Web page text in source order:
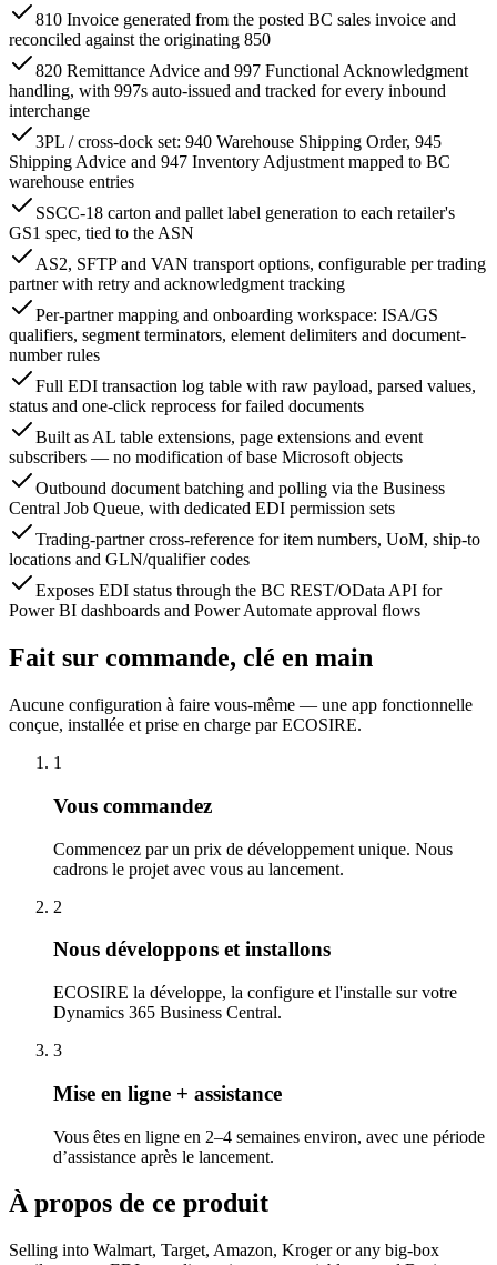
810 Invoice generated from the posted BC sales invoice and
reconciled against the originating 850
820 Remittance Advice and 997 Functional Acknowledgment
handling, with 997s auto-issued and tracked for every inbound
interchange
3PL / cross-dock set: 940 Warehouse Shipping Order, 945
Shipping Advice and 947 Inventory Adjustment mapped to BC
warehouse entries
SSCC-18 carton and pallet label generation to each retailer's
GS1 spec, tied to the ASN
AS2, SFTP and VAN transport options, configurable per trading
partner with retry and acknowledgment tracking
Per-partner mapping and onboarding workspace: ISA/GS
qualifiers, segment terminators, element delimiters and document-
number rules
Full EDI transaction log table with raw payload, parsed values,
status and one-click reprocess for failed documents
Built as AL table extensions, page extensions and event
subscribers — no modification of base Microsoft objects
Outbound document batching and polling via the Business
Central Job Queue, with dedicated EDI permission sets
Trading-partner cross-reference for item numbers, UoM, ship-to
locations and GLN/qualifier codes
Exposes EDI status through the BC REST/OData API for
Power BI dashboards and Power Automate approval flows
Fait sur commande, clé en main
Aucune configuration à faire vous-même — une app fonctionnelle
conçue, installée et prise en charge par ECOSIRE.
1
Vous commandez
Commencez par un prix de développement unique. Nous
cadrons le projet avec vous au lancement.
2
Nous développons et installons
ECOSIRE la développe, la configure et l'installe sur votre
Dynamics 365 Business Central.
3
Mise en ligne + assistance
Vous êtes en ligne en 2–4 semaines environ, avec une période
d’assistance après le lancement.
À propos de ce produit
Selling into Walmart, Target, Amazon, Kroger or any big-box